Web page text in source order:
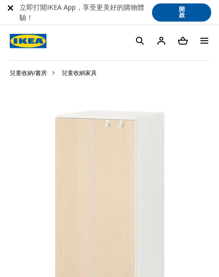
兒童收納/書房 兒童收納家具
立即打開IKEA App，享受更美好的購物體
驗！
開
啟